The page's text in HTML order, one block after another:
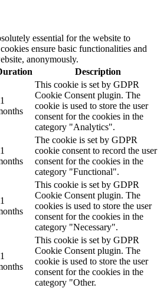
essential for the website to
ensure basic functionalities and
anonymously.
Description
This cookie is set by GDPR
Cookie Consent plugin. The
cookie is used to store the user
consent for the cookies in the
category "Analytics".
The cookie is set by GDPR
cookie consent to record the user
consent for the cookies in the
category "Functional".
This cookie is set by GDPR
Cookie Consent plugin. The
cookies is used to store the user
consent for the cookies in the
category "Necessary".
This cookie is set by GDPR
Cookie Consent plugin. The
cookie is used to store the user
consent for the cookies in the
category "Other.